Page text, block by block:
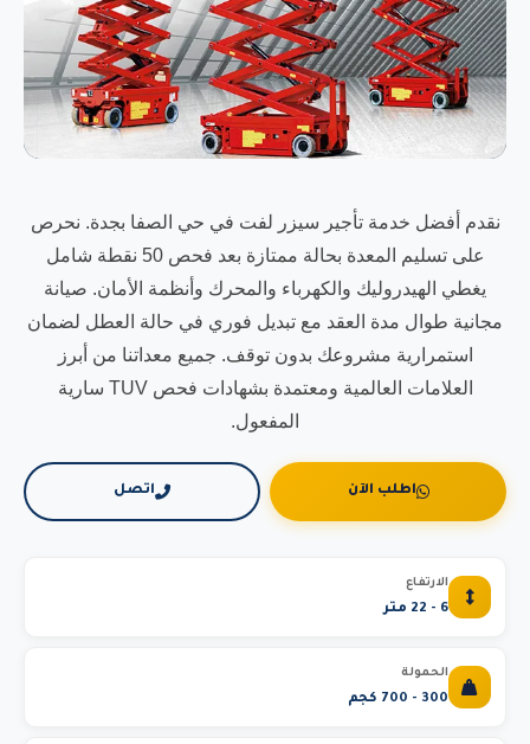
نقدم أفضل خدمة تأجير سيزر لفت في حي الصفا بجدة. نحرص
على تسليم المعدة بحالة ممتازة بعد فحص 50 نقطة شامل
يغطي الهيدروليك والكهرباء والمحرك وأنظمة الأمان. صيانة
مجانية طوال مدة العقد مع تبديل فوري في حالة العطل لضمان
استمرارية مشروعك بدون توقف. جميع معداتنا من أبرز
العلامات العالمية ومعتمدة بشهادات فحص TUV سارية
المفعول.
اطلب الآن اتصل
الارتفاع
6 - 22 متر
الحمولة
300 - 700 كجم